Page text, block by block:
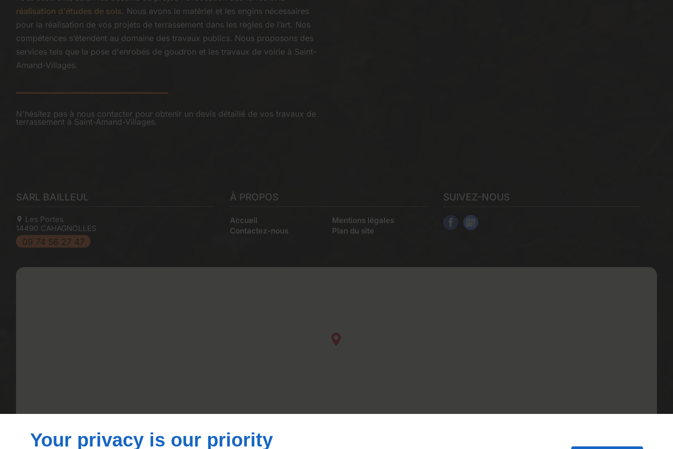
réalisation d'études de sols. Nous avons le matériel et les engins nécessaires
pour la réalisation de vos projets de terrassement dans les règles de l’art. Nos
compétences s’étendent au domaine des travaux publics. Nous proposons des
services tels que la pose d'enrobés de goudron et les travaux de voirie à Saint-
Amand-Villages.
N'hésitez pas à nous contacter pour obtenir un devis détaillé de vos travaux de
terrassement à Saint-Amand-Villages.
SARL BAILLEUL
Les Portes
14490 CAHAGNOLLES
09 74 56 27 47
À PROPOS
Accueil
Contactez-nous
Mentions légales
Plan du site
SUIVEZ-NOUS
Your privacy is our priority